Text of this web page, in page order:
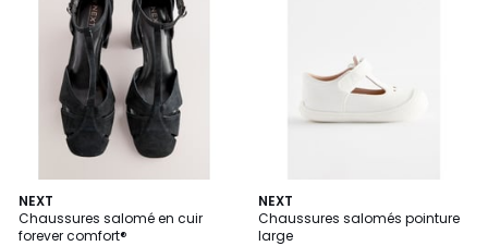
NEXT
Chaussures salomé en cuir
forever comfort®
NEXT
Chaussures salomés pointure
large
2
Couleurs